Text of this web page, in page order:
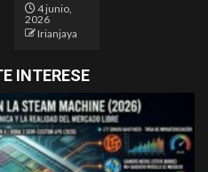
4 junio,
2026
Irianjaya
INTERESE